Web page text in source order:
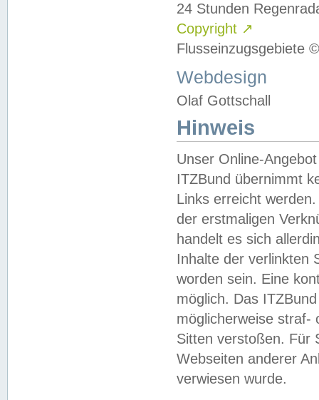
24 Stunden
Copyright ↗
Flusseinzugsgebiete
Webdesign
Olaf Gottschall
Hinweis
Unser Online-
ITZBund übernimmt
Links erreicht
der erstmaligen
handelt es sich
Inhalte der verlinkten
worden sein. Eine
möglich. Das
möglicherweise straf-
Sitten verstoßen. Für
Webseiten anderer
verwiesen wurde.